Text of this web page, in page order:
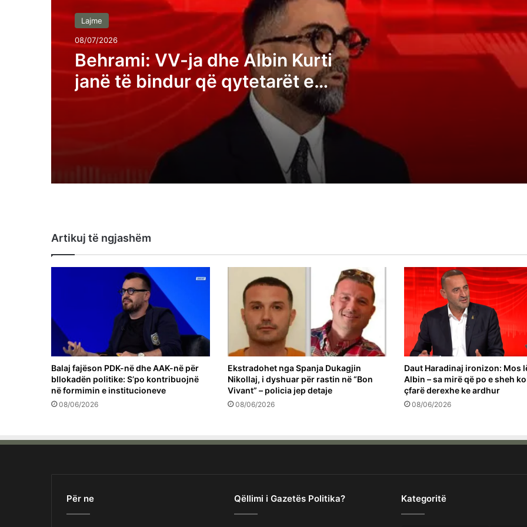
Lajme
08/07/2026
Behrami: VV-ja dhe Albin Kurti
janë të bindur që qytetarët e
Kosovës janë analfabetë
Kryeziu e VV-së: Posti i presidentit nuk
duhet t’i takojë LDK-së
Pozhari: Albin Kurti duhet t’ia japë
presidentin opozitës, kështu tregohet
Ermal Sadiku: Asnjë parti nuk i ka fituar
deputetë, atëherë të kemi një
konsensual
Artikuj të ngjashëm
Balaj fajëson PDK-në dhe AAK-në për
bllokadën politike: S’po kontribuojnë
në formimin e institucioneve
08/06/2026
Ekstradohet nga Spanja Dukagjin
Nikollaj, i dyshuar për rastin në “Bon
Vivant” – policia jep detaje
08/06/2026
Daut Haradinaj ironizon: Mos
Albin – sa mirë që po e sheh
çfarë derexhe ke ardhur
08/06/2026
Për ne Qëllimi i Gazetës Politika? Kategoritë